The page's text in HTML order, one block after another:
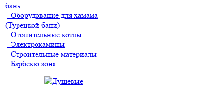
бань
Оборудование для хамама
(Турецкой бани)
Отопительные котлы
Электрокамины
Строительные материалы
Барбекю зона